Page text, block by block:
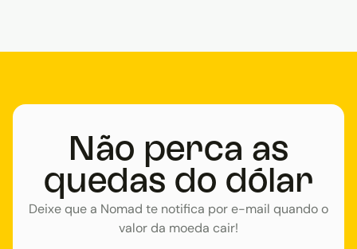
Não perca as
quedas do dólar
Deixe que a Nomad te notifica por e-mail quando o
valor da moeda cair!